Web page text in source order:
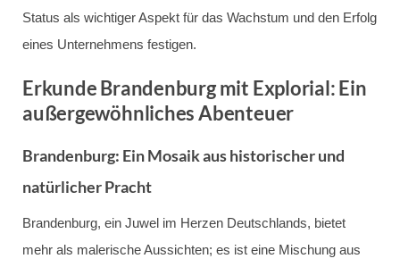
Status als wichtiger Aspekt für das Wachstum und den Erfolg
eines Unternehmens festigen.
Erkunde Brandenburg mit Explorial: Ein
außergewöhnliches Abenteuer
Brandenburg: Ein Mosaik aus historischer und
natürlicher Pracht
Brandenburg, ein Juwel im Herzen Deutschlands, bietet
mehr als malerische Aussichten; es ist eine Mischung aus